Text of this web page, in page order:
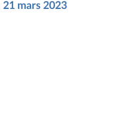
21 mars 2023